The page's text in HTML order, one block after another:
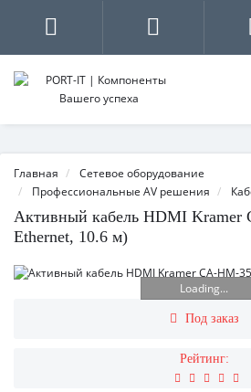
Главная
Сетевое оборудование
Профессиональные AV решения
Активный кабель HDMI Kramer
Ethernet, 10.6 м)
Loading...
Под заказ
Рейтинг: